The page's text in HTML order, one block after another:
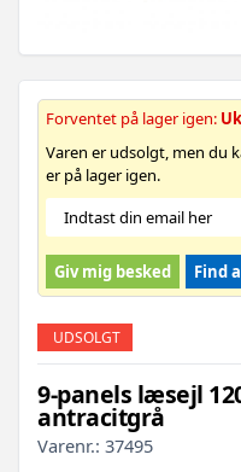
Forventet på lager igen:
Varen er udsolgt, men du
er på lager igen.
Giv mig besked Find
UDSOLGT
9-panels læsejl
antracitgrå
Varenr.: 37495